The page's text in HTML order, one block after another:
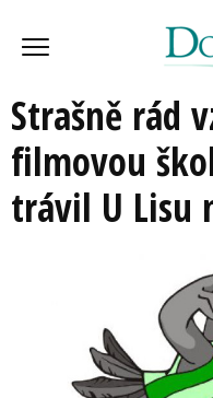
Strašně rád
filmovou
trávil U Lisu